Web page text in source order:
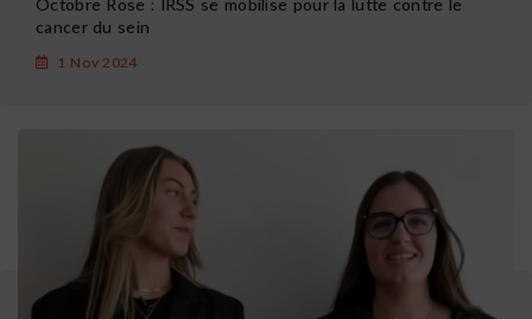
cancer du sein
1 Nov 2024